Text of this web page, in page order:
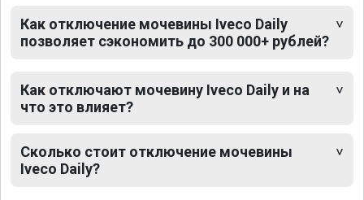
Как отключение мочевины Iveco Daily
позволяет сэкономить до 300 000+ рублей?
Как отключают мочевину Iveco Daily и на
что это влияет?
Сколько стоит отключение мочевины
Iveco Daily?